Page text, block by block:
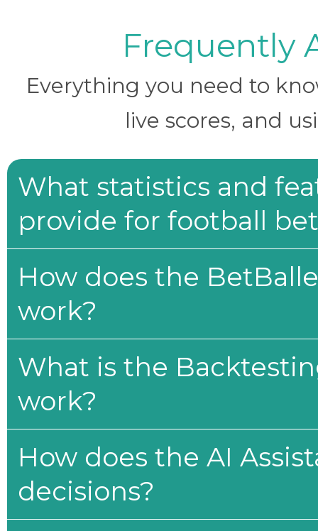
Frequently
Everything you need to
live scores, and
What statistics and
provide for football
How does the
work?
What is the
work?
How does the AI
decisions?